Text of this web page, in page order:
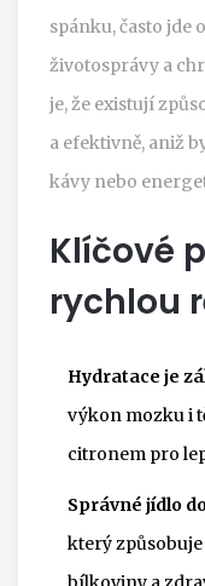
spánku, často jde
životosprávy a
je, že existují
a efektivně, aniž
kávy nebo
Klíčové
rychlou
Hydratace je
výkon mozku i
citronem pro
Správné jídlo
který